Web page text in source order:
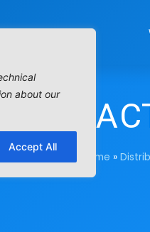
about our
Accept All
Home »